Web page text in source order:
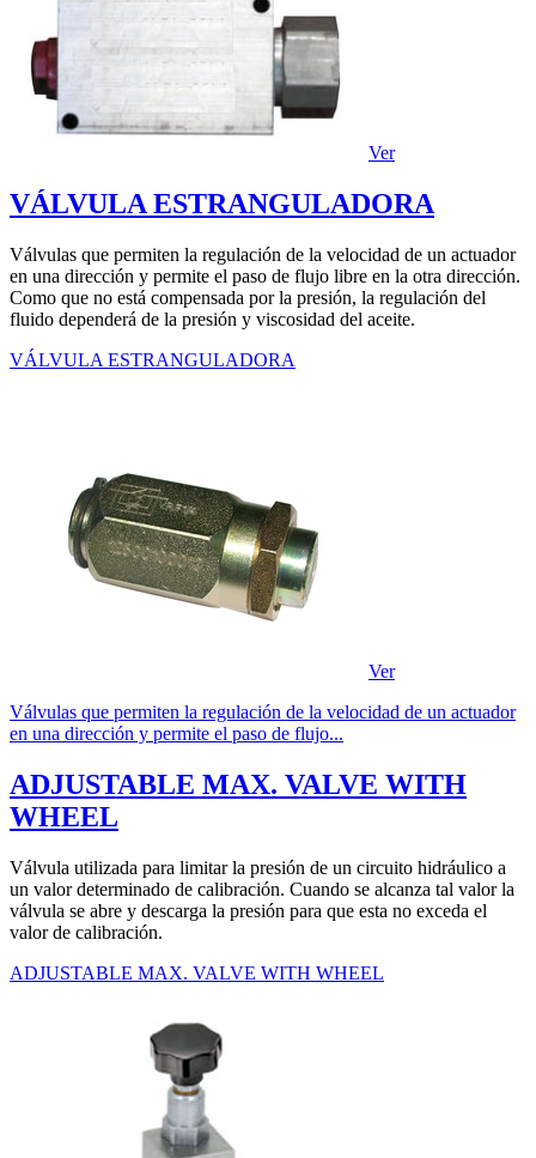
Ver
VÁLVULA ESTRANGULADORA
Válvulas que permiten la regulación de la velocidad de un actuador
en una dirección y permite el paso de flujo libre en la otra dirección.
Como que no está compensada por la presión, la regulación del
fluido dependerá de la presión y viscosidad del aceite.
VÁLVULA ESTRANGULADORA
Ver
Válvulas que permiten la regulación de la velocidad de un actuador
en una dirección y permite el paso de flujo...
ADJUSTABLE MAX. VALVE WITH
WHEEL
Válvula utilizada para limitar la presión de un circuito hidráulico a
un valor determinado de calibración. Cuando se alcanza tal valor la
válvula se abre y descarga la presión para que esta no exceda el
valor de calibración.
ADJUSTABLE MAX. VALVE WITH WHEEL